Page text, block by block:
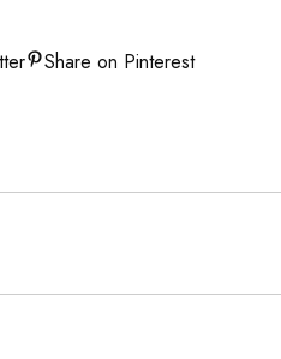
Share on Pinterest